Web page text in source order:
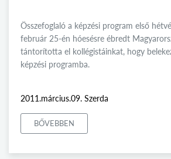
Összefoglaló a képzési program első
február 25-én hóesésre ébredt
tántorította el kollégistáinkat, hogy
képzési programba.
2011.március.09. Szerda
BŐVEBBEN